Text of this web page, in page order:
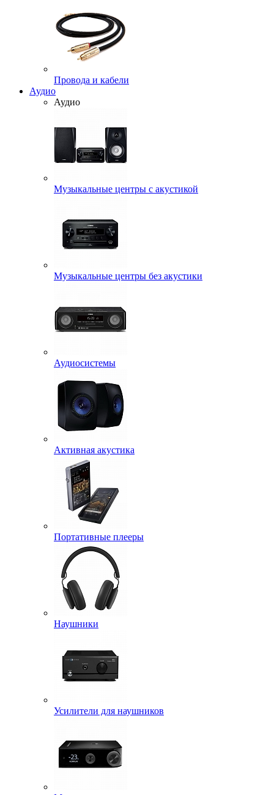
Провода и кабели
Аудио
Аудио
Музыкальные центры с акустикой
Музыкальные центры без акустики
Аудиосистемы
Активная акустика
Портативные плееры
Наушники
Усилители для наушников